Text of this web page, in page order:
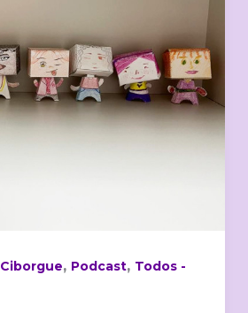
Ciborgue, Podcast, Todos -